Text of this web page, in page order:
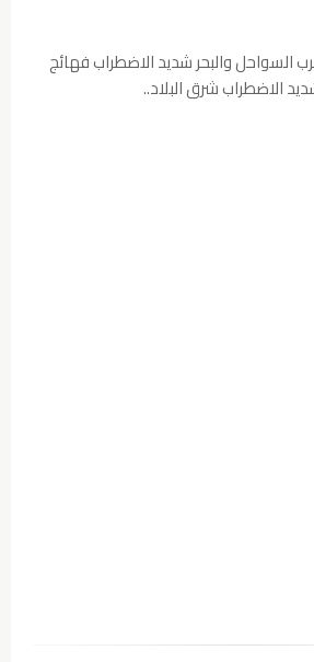
السواحل والبحر شديد الاضطراب فهائج
الاضطراب شرق البلاد..